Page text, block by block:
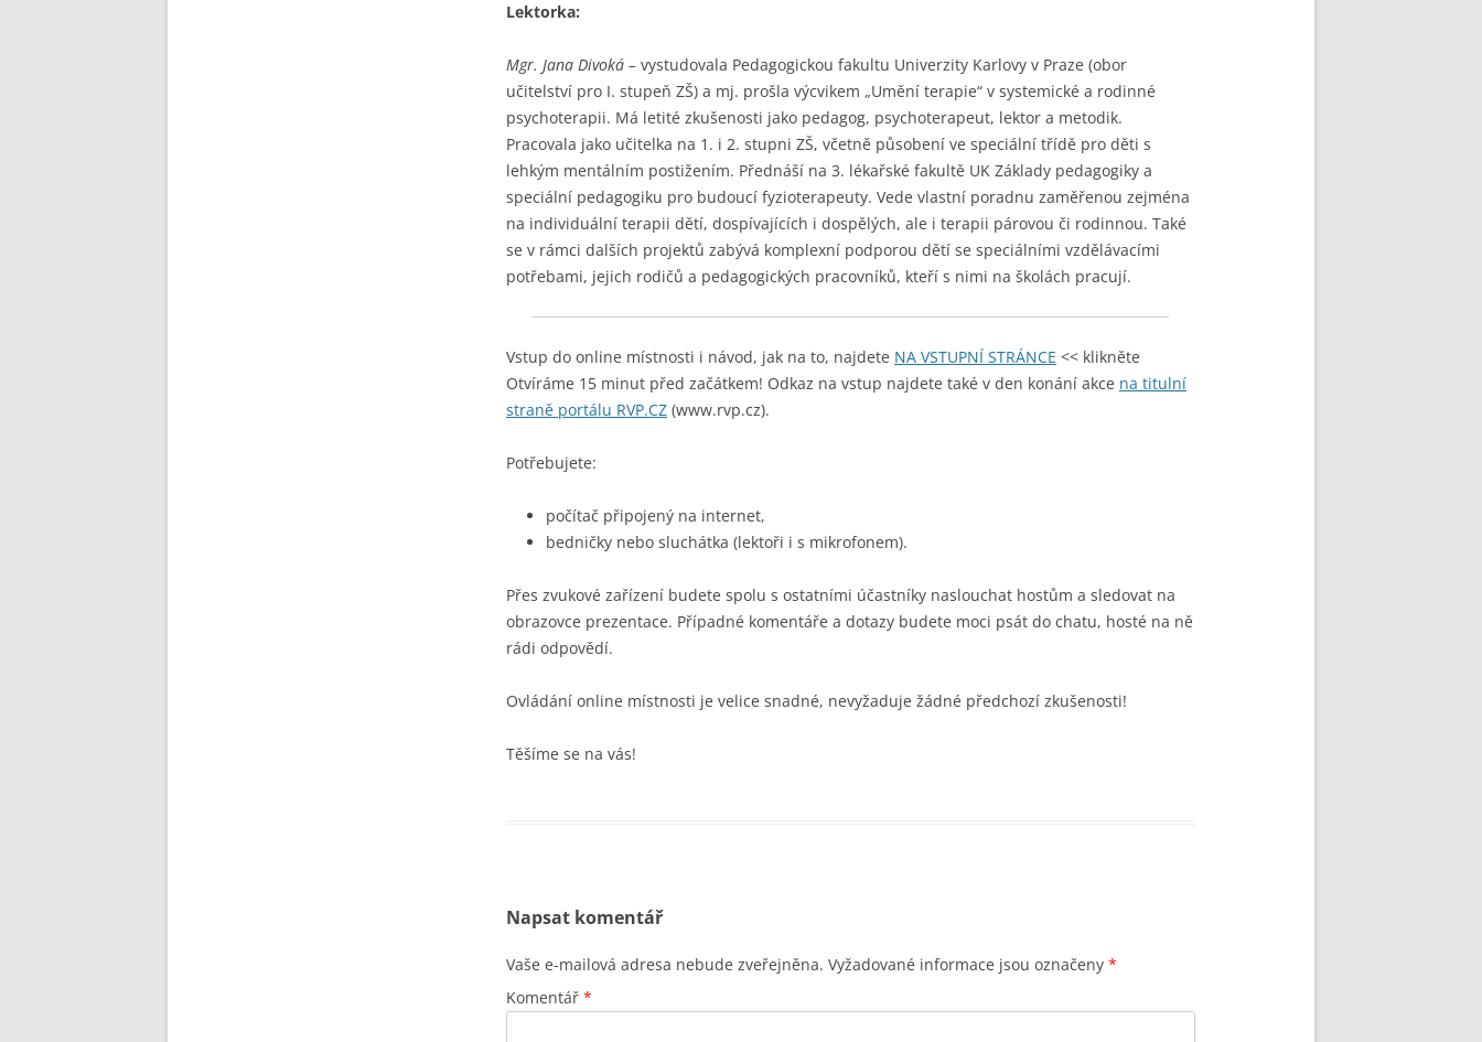
Lektorka:
Mgr. Jana Divoká – vystudovala Pedagogickou fakultu Univerzity Karlovy v Praze (obor
učitelství pro I. stupeň ZŠ) a mj. prošla výcvikem „Umění terapie“ v systemické a rodinné
psychoterapii. Má letité zkušenosti jako pedagog, psychoterapeut, lektor a metodik.
Pracovala jako učitelka na 1. i 2. stupni ZŠ, včetně působení ve speciální třídě pro děti s
lehkým mentálním postižením. Přednáší na 3. lékařské fakultě UK Základy pedagogiky a
speciální pedagogiku pro budoucí fyzioterapeuty. Vede vlastní poradnu zaměřenou zejména
na individuální terapii dětí, dospívajících i dospělých, ale i terapii párovou či rodinnou. Také
se v rámci dalších projektů zabývá komplexní podporou dětí se speciálními vzdělávacími
potřebami, jejich rodičů a pedagogických pracovníků, kteří s nimi na školách pracují.
Vstup do online místnosti i návod, jak na to, najdete NA VSTUPNÍ STRÁNCE << klikněte
Otvíráme 15 minut před začátkem! Odkaz na vstup najdete také v den konání akce na titulní
straně portálu RVP.CZ (www.rvp.cz).
Potřebujete:
počítač připojený na internet,
bedničky nebo sluchátka (lektoři i s mikrofonem).
Přes zvukové zařízení budete spolu s ostatními účastníky naslouchat hostům a sledovat na
obrazovce prezentace. Případné komentáře a dotazy budete moci psát do chatu, hosté na ně
rádi odpovědí.
Ovládání online místnosti je velice snadné, nevyžaduje žádné předchozí zkušenosti!
Těšíme se na vás!
Napsat komentář
Vaše e-mailová adresa nebude zveřejněna. Vyžadované informace jsou označeny *
Komentář *